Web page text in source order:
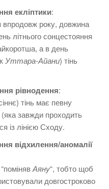
екліптики:
впродовж року, довжина
літнього сонцестояння
а в день
Уттара-Айани) тінь
рівнодення:
тінь має певну
(яка завжди проходить
із лінією Сходу.
відхилення/аномалії
Аяну“, тобто щоб
довгостроково